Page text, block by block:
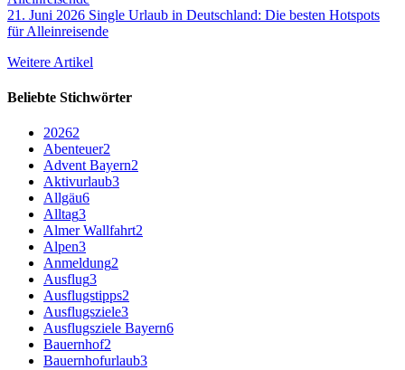
21. Juni 2026 Single Urlaub in Deutschland: Die besten Hotspots
für Alleinreisende
Weitere Artikel
Beliebte Stichwörter
20262
Abenteuer2
Advent Bayern2
Aktivurlaub3
Allgäu6
Alltag3
Almer Wallfahrt2
Alpen3
Anmeldung2
Ausflug3
Ausflugstipps2
Ausflugsziele3
Ausflugsziele Bayern6
Bauernhof2
Bauernhofurlaub3